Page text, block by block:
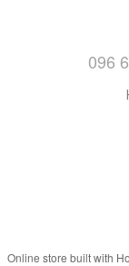
096
Online store built with